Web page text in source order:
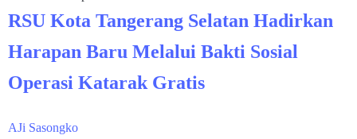
RSU Kota Tangerang Selatan Hadirkan
Harapan Baru Melalui Bakti Sosial
Operasi Katarak Gratis
AJi Sasongko